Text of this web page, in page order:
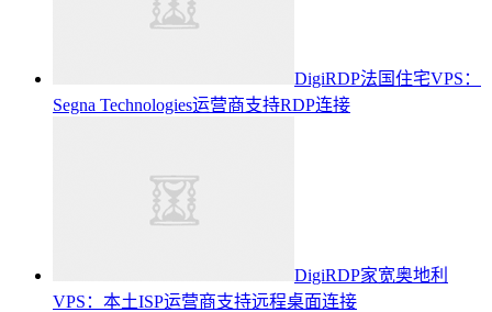
DigiRDP法国住宅VPS：
Segna Technologies运营商支持RDP连接
DigiRDP家宽奥地利
VPS：本土ISP运营商支持远程桌面连接